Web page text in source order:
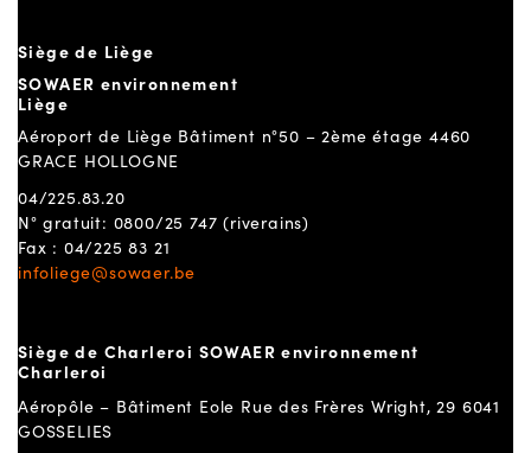
Siège de Liège
SOWAER environnement
Liège
Aéroport de Liège Bâtiment n°50 – 2ème étage 4460
GRACE HOLLOGNE
04/225.83.20
N° gratuit: 0800/25 747 (riverains)
Fax : 04/225 83 21
infoliege@sowaer.be
Siège de Charleroi SOWAER environnement
Charleroi
Aéropôle – Bâtiment Eole Rue des Frères Wright, 29 6041
GOSSELIES